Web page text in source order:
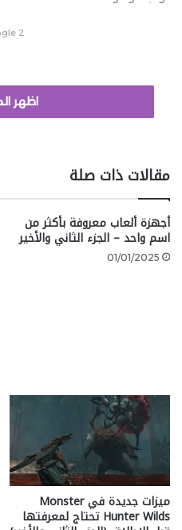
2
ألغاز جديدة، يبدو أن بعضها
التصميمات الأصلية. فأماكن
مواقع مختلفة، مما يخلط
النسخة الأصلية. يبقى أن
انطباعات الإعلاميين بعد
الريميك يقدم
والألغاز لتخصيص
الأداء الصوتي
الوصول إلى روعة الأداء
المطورون يعترفون
اظهر
مقالات ذات صلة
أجهزة ألعاب معروفة بأكثر من
اسم واحد – الجزء الثاني والأخير
01/01/2025
ميزات جديدة في Monster
Hunter Wilds تحتاج لمعرفتها